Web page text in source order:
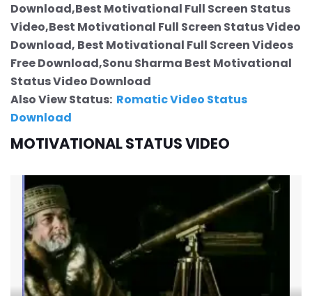
Download,Best Motivational Full Screen Status
Video,Best Motivational Full Screen Status Video
Download, Best Motivational Full Screen Videos
Free Download,Sonu Sharma Best Motivational
Status Video Download
Also View Status: Romatic Video Status
Download
MOTIVATIONAL STATUS VIDEO